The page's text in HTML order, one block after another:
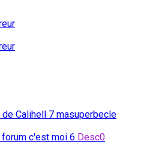
Calihell 7 masuperbecle
c'est moi 6 Desc0